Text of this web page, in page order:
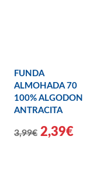
FUNDA
ALMOHADA 70
100% ALGODON
ANTRACITA
3,99€ 2,39€